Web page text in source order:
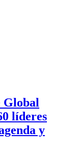
Global
líderes
y